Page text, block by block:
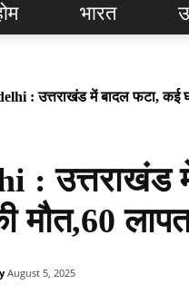
भारत
: उत्तराखंड में बादल फटा, कई
: उत्तराखंड
मौत,60
August 5, 2025